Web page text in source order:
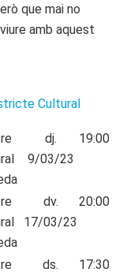
que mai no
amb aquest
Cultural
dj.
9/03/23
19:00
dv.
17/03/23
20:00
ds.
17:30